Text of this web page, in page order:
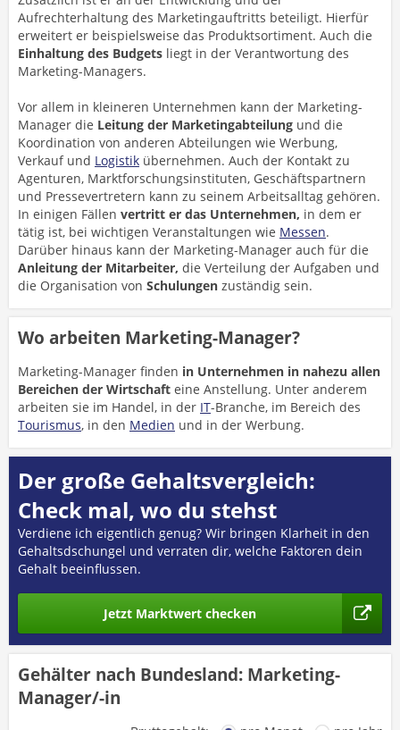
Aufrechterhaltung des Marketingauftritts beteiligt. Hierfür
erweitert er beispielsweise das Produktsortiment. Auch die
Einhaltung des Budgets liegt in der Verantwortung des
Marketing-Managers.
Vor allem in kleineren Unternehmen kann der Marketing-
Manager die Leitung der Marketingabteilung und die
Koordination von anderen Abteilungen wie Werbung,
Verkauf und Logistik übernehmen. Auch der Kontakt zu
Agenturen, Marktforschungsinstituten, Geschäftspartnern
und Pressevertretern kann zu seinem Arbeitsalltag gehören.
In einigen Fällen vertritt er das Unternehmen, in dem er
tätig ist, bei wichtigen Veranstaltungen wie Messen.
Darüber hinaus kann der Marketing-Manager auch für die
Anleitung der Mitarbeiter, die Verteilung der Aufgaben und
die Organisation von Schulungen zuständig sein.
Wo arbeiten Marketing-Manager?
Marketing-Manager finden in Unternehmen in nahezu allen
Bereichen der Wirtschaft eine Anstellung. Unter anderem
arbeiten sie im Handel, in der IT-Branche, im Bereich des
Tourismus, in den Medien und in der Werbung.
Der große Gehaltsvergleich:
Check mal, wo du stehst
Verdiene ich eigentlich genug? Wir bringen Klarheit in den
Gehaltsdschungel und verraten dir, welche Faktoren dein
Gehalt beeinflussen.
Jetzt Marktwert checken
Gehälter nach Bundesland: Marketing-
Manager/-in